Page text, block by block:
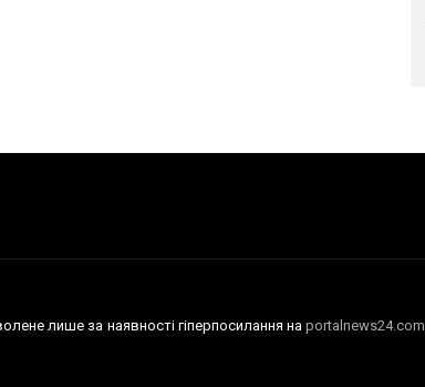
лише за наявності гіперпосилання на portalnews24.com